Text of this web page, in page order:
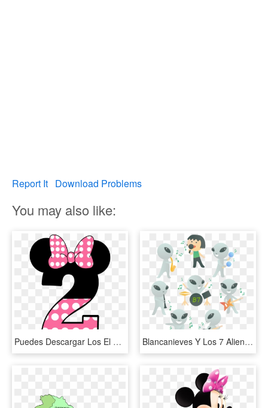
Report It Download Problems
You may also like:
Puedes Descargar Los El Svg Y Los Archivos Png Aca - Minnie Mouse Birthday 3, Transparent Png Blancanieves Y Los 7 Alienígenas - Blancanieves Y Los 7 Alienigenas, HD Png Download